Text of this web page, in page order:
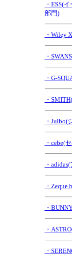
・ESS(
部門)
・Wiley
・
・G-
・
・Julbo(
・cebe(
・
・Zeque
・
・
・